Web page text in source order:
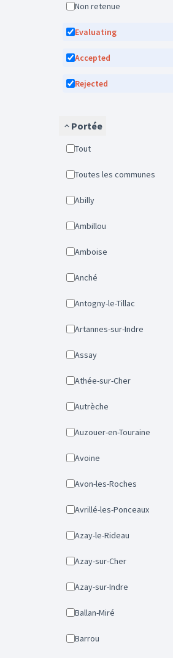
Non retenue
Evaluating
Accepted
Rejected
Portée
Tout
Toutes les communes
Abilly
Ambillou
Amboise
Anché
Antogny-le-Tillac
Artannes-sur-Indre
Assay
Athée-sur-Cher
Autrèche
Auzouer-en-Touraine
Avoine
Avon-les-Roches
Avrillé-les-Ponceaux
Azay-le-Rideau
Azay-sur-Cher
Azay-sur-Indre
Ballan-Miré
Barrou